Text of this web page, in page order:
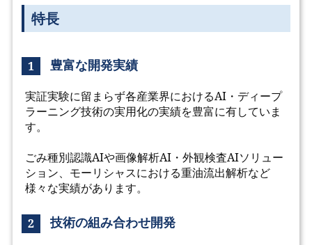
特長
1 豊富な開発実績
実証実験に留まらず各産業界におけるAI・ディープ
ラーニング技術の実用化の実績を豊富に有していま
す。
ごみ種別認識AIや画像解析AI・外観検査AIソリュー
ション、モーリシャスにおける重油流出解析など
様々な実績があります。
2 技術の組み合わせ開発